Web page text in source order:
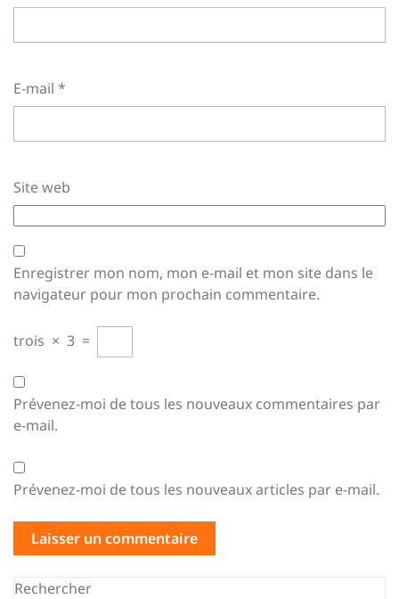
E-mail *
Site web
Enregistrer mon nom, mon e-mail et mon site dans le
navigateur pour mon prochain commentaire.
trois × 3 =
Prévenez-moi de tous les nouveaux commentaires par
e-mail.
Prévenez-moi de tous les nouveaux articles par e-mail.
Rechercher